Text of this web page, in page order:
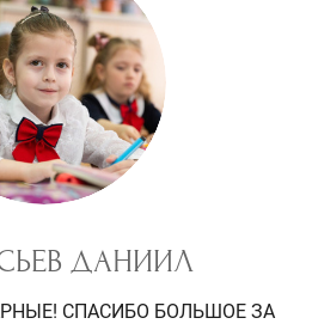
ДАНИИЛ
СПАСИБО БОЛЬШОЕ ЗА